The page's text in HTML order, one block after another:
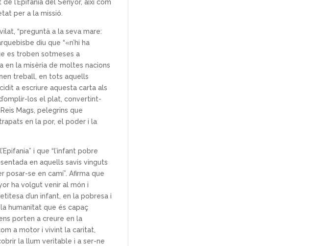
l’Epifania del Senyor, així com
per a la missió.
“preguntà a la seva mare:
diu que “«n’hi ha
es troben sotmeses a
en la misèria de moltes nacions
treball, en tots aquells
a escriure aquesta carta als
los el plat, convertint-
Mags, pelegrins que
en la por, el poder i la
i que “l’infant pobre
en aquells savis vinguts
se en camí”. Afirma que
ha volgut venir al món i
d’un infant, en la pobresa i
humanitat que és capaç
porten a creure en la
a motor i vivint la caritat,
la llum veritable i a ser-ne